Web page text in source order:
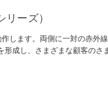
ーズ）
作します。両側に一対の赤外
形成し、さまざまな顧客のさ